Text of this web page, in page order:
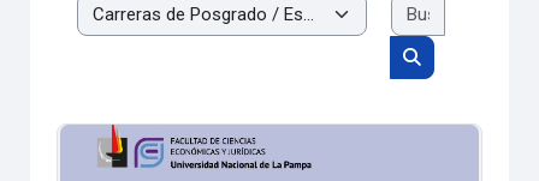
Categorías
Buscar cursos
Ética Pública